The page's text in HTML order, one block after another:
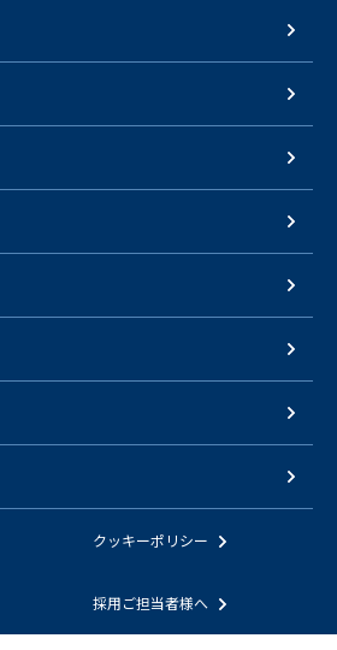
クッキーポリシー
採用ご担当者様へ